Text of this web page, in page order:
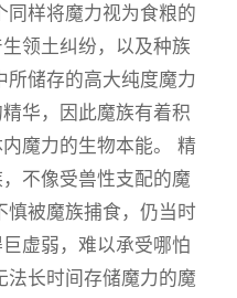
同样将魔力视为食粮的
领土纠纷，以及种族
所储存的高大纯度魔力
华，因此魔族有着积
魔力的生物本能。 精
不像受兽性支配的魔
慎被魔族捕食，仍当时
虚弱，难以承受哪怕
法长时间存储魔力的魔